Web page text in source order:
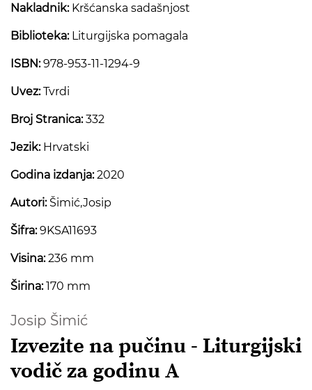
Nakladnik: Kršćanska sadašnjost
Biblioteka: Liturgijska pomagala
ISBN:978-953-11-1294-9
Uvez:Tvrdi
Broj Stranica:332
Jezik:Hrvatski
Godina izdanja:2020
Autori:Šimić,Josip
Šifra:9KSA11693
Visina:236 mm
Širina:170 mm
Josip Šimić
Izvezite na pučinu - Liturgijski
vodič za godinu A